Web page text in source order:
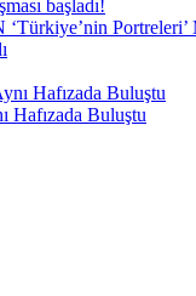
Portreleri’
Hafızada Buluştu